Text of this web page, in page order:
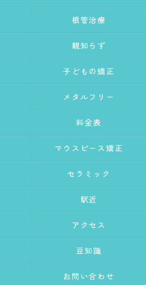
根管治療
親知らず
子どもの矯正
メタルフリー
料金表
マウスピース矯正
セラミック
駅近
アクセス
豆知識
お問い合わせ